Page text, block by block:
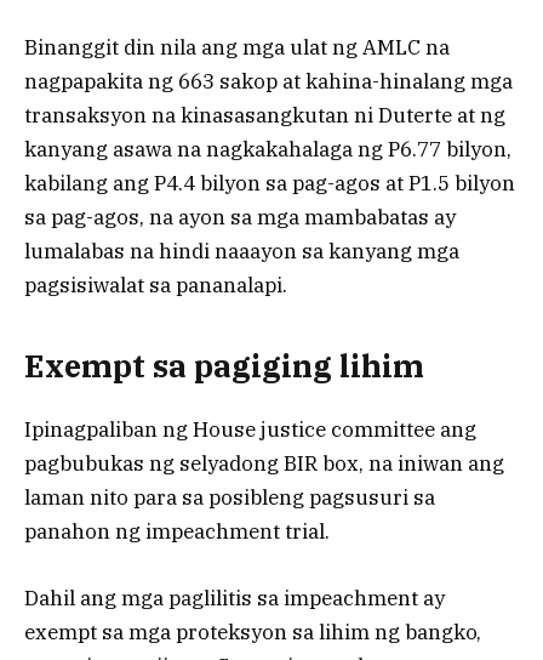
Binanggit din nila ang mga ulat ng AMLC na
nagpapakita ng 663 sakop at kahina-hinalang mga
transaksyon na kinasasangkutan ni Duterte at ng
kanyang asawa na nagkakahalaga ng P6.77 bilyon,
kabilang ang P4.4 bilyon sa pag-agos at P1.5 bilyon
sa pag-agos, na ayon sa mga mambabatas ay
lumalabas na hindi naaayon sa kanyang mga
pagsisiwalat sa pananalapi.
Exempt sa pagiging lihim
Ipinagpaliban ng House justice committee ang
pagbubukas ng selyadong BIR box, na iniwan ang
laman nito para sa posibleng pagsusuri sa
panahon ng impeachment trial.
Dahil ang mga paglilitis sa impeachment ay
exempt sa mga proteksyon sa lihim ng bangko,